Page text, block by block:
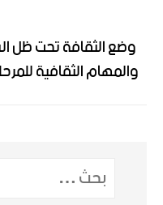
وضع الثقافة تحت ظل
والمهام الثقافية للمرحلة